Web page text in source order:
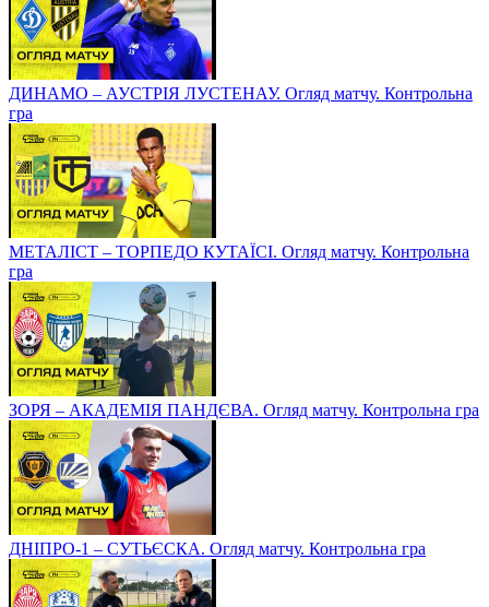
ДИНАМО – АУСТРІЯ ЛУСТЕНАУ. Огляд матчу. Контрольна
гра
МЕТАЛІСТ – ТОРПЕДО КУТАЇСІ. Огляд матчу. Контрольна
гра
ЗОРЯ – АКАДЕМІЯ ПАНДЄВА. Огляд матчу. Контрольна гра
ДНІПРО-1 – СУТЬЄСКА. Огляд матчу. Контрольна гра